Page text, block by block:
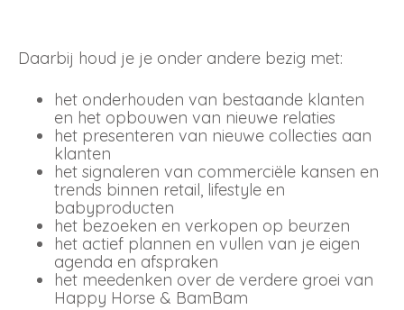
Daarbij houd je je onder andere bezig met:
het onderhouden van bestaande klanten
en het opbouwen van nieuwe relaties
het presenteren van nieuwe collecties aan
klanten
het signaleren van commerciële kansen en
trends binnen retail, lifestyle en
babyproducten
het bezoeken en verkopen op beurzen
het actief plannen en vullen van je eigen
agenda en afspraken
het meedenken over de verdere groei van
Happy Horse & BamBam